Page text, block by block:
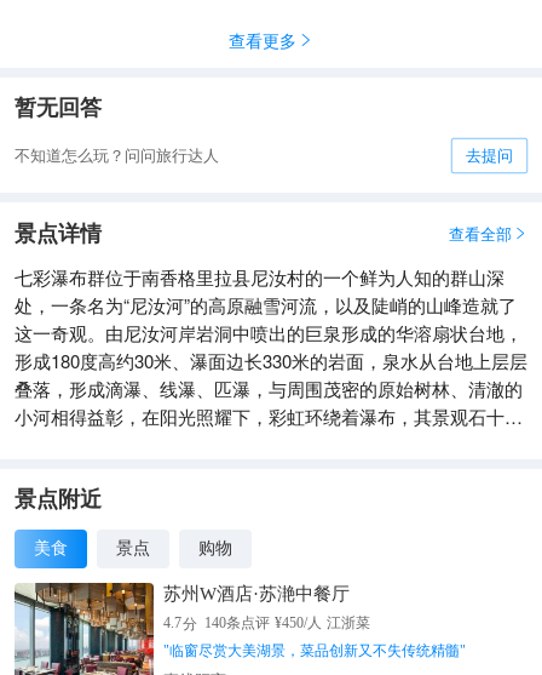
查看更多 
暂无回答
不知道怎么玩？问问旅行达人 去提问
景点详情 查看全部 
七彩瀑布群位于南香格里拉县尼汝村的一个鲜为人知的群山深
处，一条名为“尼汝河”的高原融雪河流，以及陡峭的山峰造就了
这一奇观。由尼汝河岸岩洞中喷出的巨泉形成的华溶扇状台地，
形成180度高约30米、瀑面边长330米的岩面，泉水从台地上层层
叠落，形成滴瀑、线瀑、匹瀑，与周围茂密的原始树林、清澈的
小河相得益彰，在阳光照耀下，彩虹环绕着瀑布，其景观石十分
景点附近
美食 景点 购物
苏州W酒店·苏滟中餐厅
4.7分 140条点评 ¥450/人 江浙菜
"临窗尽赏大美湖景，菜品创新又不失传统精髓"